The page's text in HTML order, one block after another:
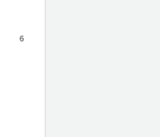
6